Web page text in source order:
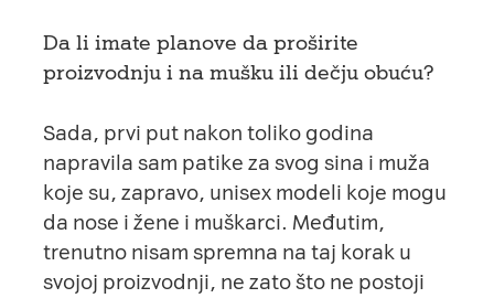
Da li imate planove da proširite
proizvodnju i na mušku ili dečju obuću?
Sada, prvi put nakon toliko godina
napravila sam patike za svog sina i muža
koje su, zapravo, unisex modeli koje mogu
da nose i žene i muškarci. Međutim,
trenutno nisam spremna na taj korak u
svojoj proizvodnji, ne zato što ne postoji